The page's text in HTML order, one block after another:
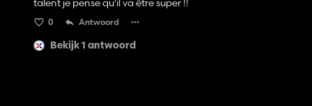
talent je pense qu'il va être super !!
0 Antwoord
Bekijk 1 antwoord